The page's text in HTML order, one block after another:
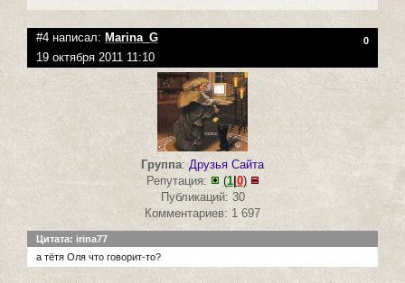
#4 написал: Marina_G 0
19 октября 2011 11:10
Группа:Друзья Сайта
Репутация:
(1| 0)
Публикаций: 30
Комментариев: 1 697
Цитата: irina77
а тётя Оля что говорит-то?